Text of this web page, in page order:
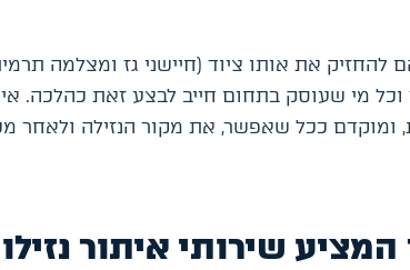
את אותו ציוד (חיישני גז ומצלמה
מי שעוסק בתחום חייב לבצע זאת כהלכה.
ככל שאפשר, את מקור הנזילה ולאחר
שירותי איתור